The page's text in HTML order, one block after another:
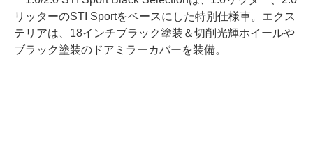
リッターのSTI Sportをベースにした特別仕様車。エクス
テリアは、18インチブラック塗装＆切削光輝ホイールや
ブラック塗装のドアミラーカバーを装備。